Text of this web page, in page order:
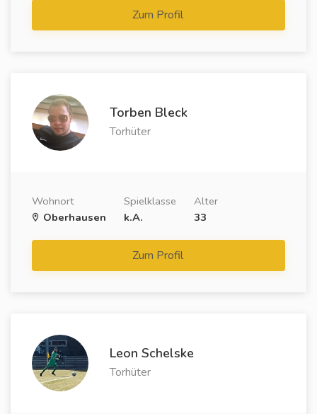
Zum Profil
Torben Bleck
Torhüter
Wohnort
Oberhausen
Spielklasse
k.A.
Alter
33
Zum Profil
Leon Schelske
Torhüter